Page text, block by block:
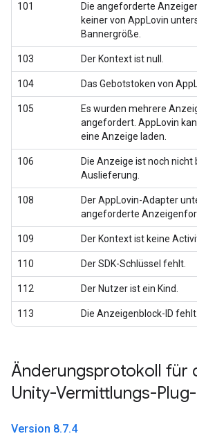
101
Die angeforderte
keiner von AppLovin
Bannergröße.
103 Der Kontext ist null.
104 Das Gebotstoken von
105
Es wurden mehrere
angefordert. AppLovin
eine Anzeige laden.
106
Die Anzeige ist noch nicht
Auslieferung.
108
Der AppLovin-Adapter
angeforderte
109 Der Kontext ist keine
110 Der SDK-Schlüssel fehlt.
112 Der Nutzer ist ein Kind.
113 Die Anzeigenblock-ID fehlt.
Änderungsprotokoll für
Unity-Vermittlungs-
Version 8.7.4